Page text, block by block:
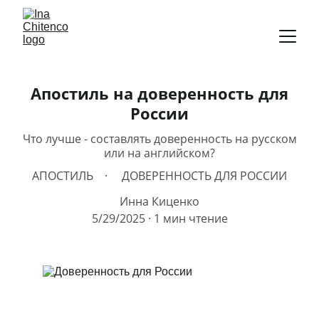
Апостиль на доверенность для
России
Что лучше - составлять доверенность на русском
или на английском?
АПОСТИЛЬ
ДОВЕРЕННОСТЬ ДЛЯ РОССИИ
Инна Киценко
5/29/2025
1 мин чтение